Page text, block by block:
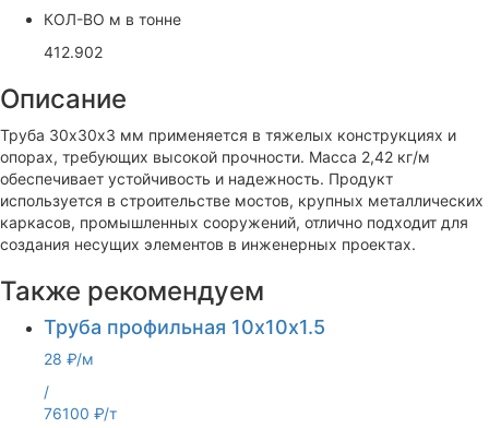
КОЛ-ВО м в тонне
412.902
Описание
Труба 30х30х3 мм применяется в тяжелых конструкциях и
опорах, требующих высокой прочности. Масса 2,42 кг/м
обеспечивает устойчивость и надежность. Продукт
используется в строительстве мостов, крупных металлических
каркасов, промышленных сооружений, отлично подходит для
создания несущих элементов в инженерных проектах.
Также рекомендуем
Труба профильная 10х10х1.5
28 ₽/м
/
76100 ₽/т